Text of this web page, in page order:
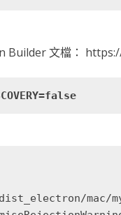
Builder 文檔：
mac/